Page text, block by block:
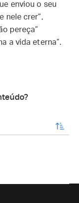
enviou o seu
nele crer”,
pereça”
a vida eterna”.
enviar